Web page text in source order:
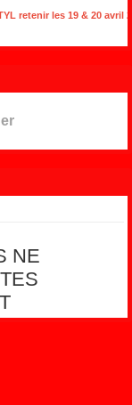
retenir les 19 & 20 avril
NE